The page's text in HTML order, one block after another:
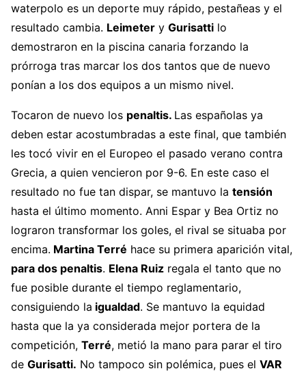
waterpolo es un deporte muy rápido, pestañeas y el
resultado cambia. Leimeter y Gurisatti lo
demostraron en la piscina canaria forzando la
prórroga tras marcar los dos tantos que de nuevo
ponían a los dos equipos a un mismo nivel.
Tocaron de nuevo los penaltis. Las españolas ya
deben estar acostumbradas a este final, que también
les tocó vivir en el Europeo el pasado verano contra
Grecia, a quien vencieron por 9-6. En este caso el
resultado no fue tan dispar, se mantuvo la tensión
hasta el último momento. Anni Espar y Bea Ortiz no
lograron transformar los goles, el rival se situaba por
encima. Martina Terré hace su primera aparición vital,
para dos penaltis. Elena Ruiz regala el tanto que no
fue posible durante el tiempo reglamentario,
consiguiendo la igualdad. Se mantuvo la equidad
hasta que la ya considerada mejor portera de la
competición, Terré, metió la mano para parar el tiro
de Gurisatti. No tampoco sin polémica, pues el VAR